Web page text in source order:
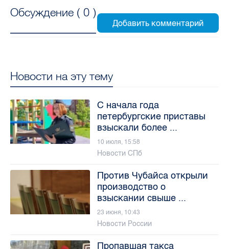
Обсуждение ( 0 )
Новости на эту тему
С начала года
петербургские приставы
взыскали более ...
10 июля, 15:58
Новости СПб
Против Чубайса открыли
производство о
взыскании свыше ...
23 июня, 10:43
Новости России
Пропавшая такса